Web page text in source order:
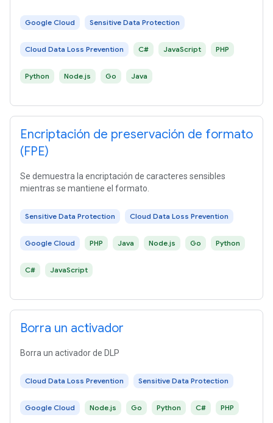
Google Cloud Sensitive Data Protection
Cloud Data Loss Prevention C# JavaScript PHP
Python Node.js Go Java
Encriptación de preservación de formato
(FPE)
Se demuestra la encriptación de caracteres sensibles
mientras se mantiene el formato.
Sensitive Data Protection Cloud Data Loss Prevention
Google Cloud PHP Java Node.js Go Python
C# JavaScript
Borra un activador
Borra un activador de DLP
Cloud Data Loss Prevention Sensitive Data Protection
Google Cloud Node.js Go Python C# PHP